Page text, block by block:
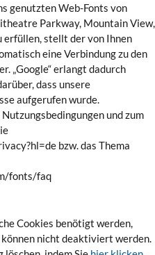
genutzten Web-Fonts von
Parkway, Mountain View,
erfüllen, stellt der von Ihnen
eine Verbindung zu den
„Google“ erlangt dadurch
dass unsere
aufgerufen wurde.
und zum
bzw. das Thema
fonts/faq
Cookies benötigt werden,
nicht deaktiviert werden.